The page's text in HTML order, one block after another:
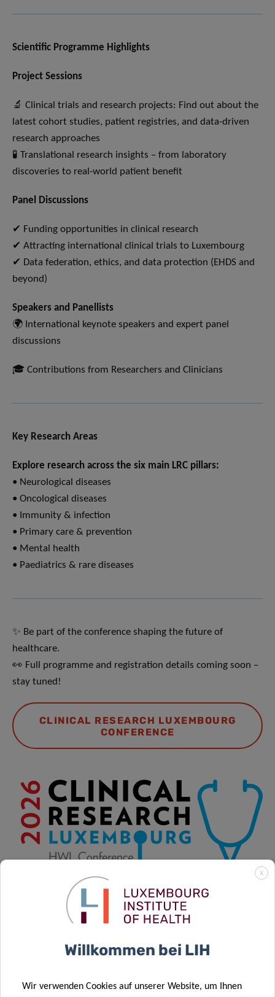
Scientific Programme Highlights
Project Sessions
🔬 Clinical trials and research projects: Find out about the
latest cohort studies, patient registries, and data-driven
research approaches
🧪 Translational research insights – from laboratory
discoveries to real-world patient benefit
Panel Discussions
✔ Funding opportunities in clinical research
✔ Attracting international clinical trials to Luxembourg
✔ Data federation, ethics, and data protection (EHDS and
beyond)
Speakers and Panellists
🌍 International keynote speakers and expert panel
discussions
🎓 Contributions from Researchers and Clinicians
Key Research Areas
Explore research across the six main LRC pillars:
• Neurological diseases
• Oncological diseases
• Immunity & infection
• Primary care & prevention
• Mental health
• Paediatrics & rare diseases
✨ Be part of the conference shaping the future of
healthcare.
👀 Full programme and registration details coming soon –
stay tuned!
CLINICAL RESEARCH LUXEMBOURG
CONFERENCE
X
Willkommen bei LIH
Wir verwenden Cookies auf unserer Website, um Ihnen